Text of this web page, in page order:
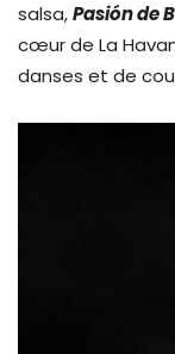
salsa,Pasión de
cœur de La
danses et de